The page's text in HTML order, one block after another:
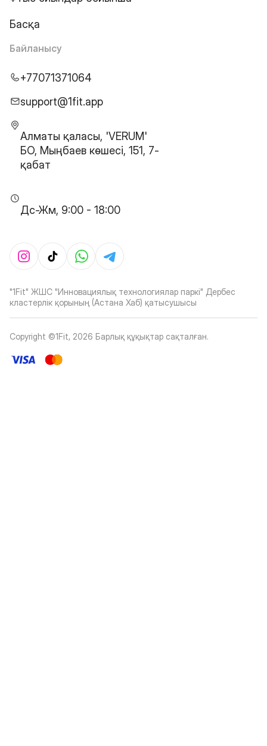
Басқа
Байланысу
+77071371064
support@1fit.app
Алматы қаласы, 'VERUM'
БО, Мыңбаев көшесі, 151, 7-
қабат
Дс-Жм, 9:00 - 18:00
"1Fit" ЖШС "Инновациялық технологиялар паркі" Дербес
кластерлік қорының (Астана Хаб) қатысушысы
Copyright ©1Fit, 2026 Барлық құқықтар сақталған.